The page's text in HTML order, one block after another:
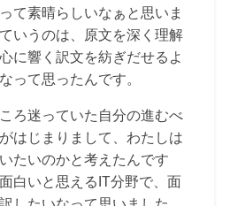
て素晴らしいなぁと思いま
いうのは、原文を深く理解
に響く訳文を紡ぎだせるよ
って思ったんです。
ろ迷っていた自分の進むべ
はじまりまして、わたしは
たいのかと考えたんです
白いと思えるIT分野で、面